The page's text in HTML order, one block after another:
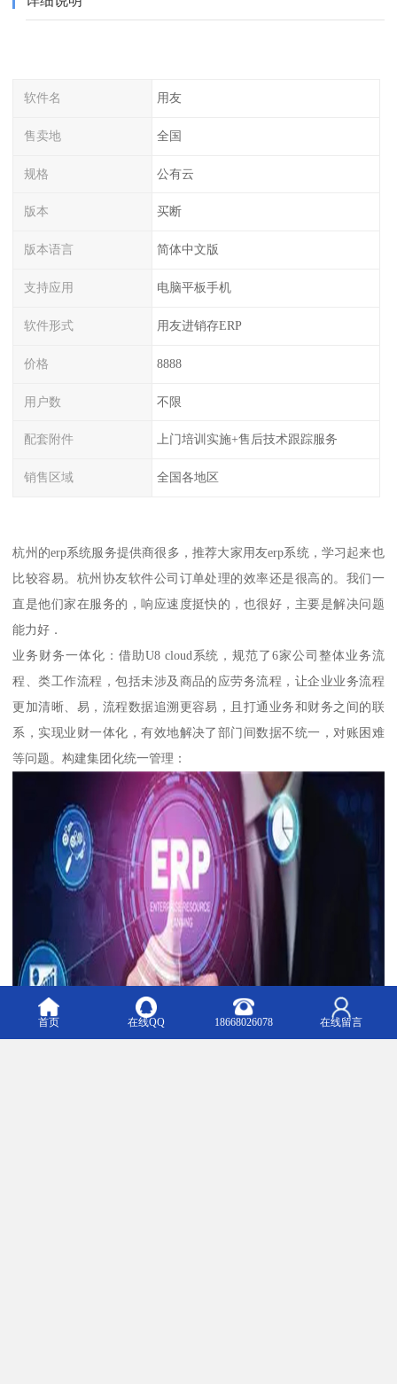
软件名 用友
售卖地 全国
规格 公有云
版本 买断
版本语言 简体中文版
支持应用 电脑平板手机
软件形式 用友进销存ERP
价格 8888
用户数 不限
配套附件 上门培训实施+售后技术跟踪服务
销售区域 全国各地区
杭州的erp系统服务提供商很多，推荐大家用友erp系统，学习起来也
比较容易。杭州协友软件公司订单处理的效率还是很高的。我们一
直是他们家在服务的，响应速度挺快的，也很好，主要是解决问题
能力好．
业务财务一体化：借助U8 cloud系统，规范了6家公司整体业务流
程、类工作流程，包括未涉及商品的应劳务流程，让企业业务流程
更加清晰、易，流程数据追溯更容易，且打通业务和财务之间的联
系，实现业财一体化，有效地解决了部门间数据不统一，对账困难
等问题。构建集团化统一管理：
首页 在线QQ 18668026078 在线留言